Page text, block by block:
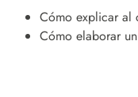
Cómo explicar al
Cómo elaborar